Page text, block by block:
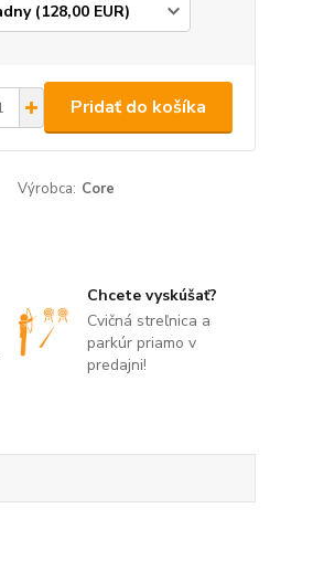
Pridať do košíka
Výrobca: Core
Chcete vyskúšať?
Cvičná streľnica a
parkúr priamo v
predajni!